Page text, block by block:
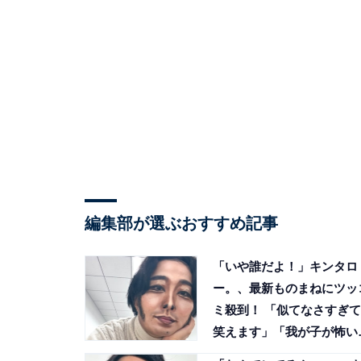
編集部が選ぶおすすめ記事
「いや誰だよ！」キンタロ
ー。、最新ものまねにツッ
ミ殺到！ 「似てなさすぎて
笑えます」「我が子が怖い